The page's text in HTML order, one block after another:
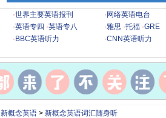
·世界主要英语报刊 · 网络英语电台
·英语专四 ·英语专八 ·雅思 ·托福 ·GRE
· BBC英语听力 ·CNN英语听力
新概念英语> 新概念英语词汇随身听